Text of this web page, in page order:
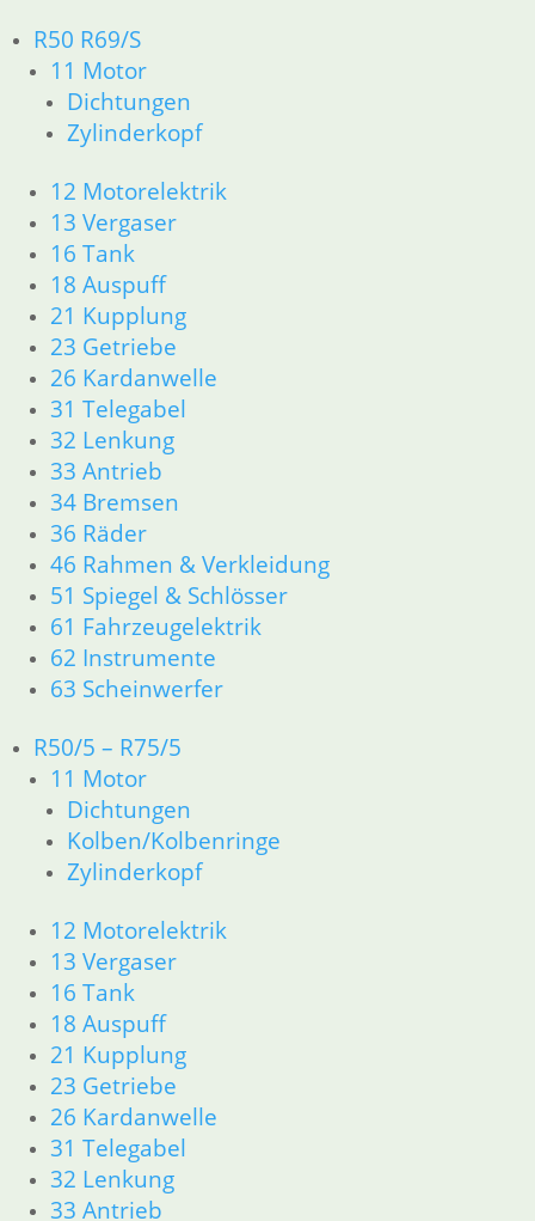
R50 R69/S
11 Motor
Dichtungen
Zylinderkopf
12 Motorelektrik
13 Vergaser
16 Tank
18 Auspuff
21 Kupplung
23 Getriebe
26 Kardanwelle
31 Telegabel
32 Lenkung
33 Antrieb
34 Bremsen
36 Räder
46 Rahmen & Verkleidung
51 Spiegel & Schlösser
61 Fahrzeugelektrik
62 Instrumente
63 Scheinwerfer
R50/5 – R75/5
11 Motor
Dichtungen
Kolben/Kolbenringe
Zylinderkopf
12 Motorelektrik
13 Vergaser
16 Tank
18 Auspuff
21 Kupplung
23 Getriebe
26 Kardanwelle
31 Telegabel
32 Lenkung
33 Antrieb
Druckstück Eingangswelle bis
Bj 3/85
82,80€
inkl. MwSt.
zzgl.Versandkosten
In den Warenkorb
Schaltgestänge mit Kugelkopf
19,50€
Artikelnummer: 1242003
inkl. MwSt.
zzgl.Versandkosten
In den Warenkorb
Zahnrad Kickstarter 11
Zähne
97,50€
Artikelnummer: 1231671
inkl. MwSt.
In den Warenkorb
Kabelsatz Getriebeschalter
14,40€
Artikelnummer: 1358107
zzgl.Versandkosten
In den Warenkorb
Zylinderrollenlager mit
Messing Käfig
92,70€
Artikelnummer: 1335449
inkl. MwSt.